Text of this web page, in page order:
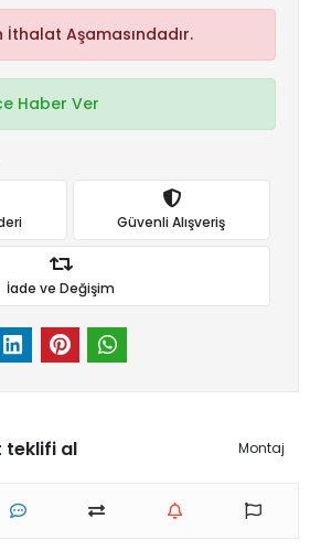
İthalat Aşamasındadır.
Haber Ver
Güvenli Alışveriş
İade ve Değişim
teklifi al Montaj